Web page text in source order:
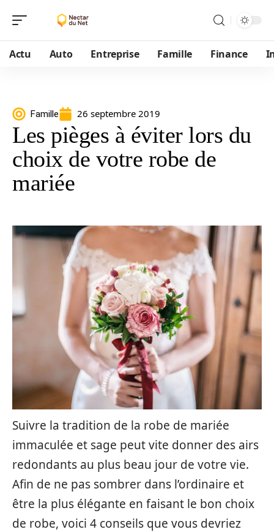
Actu Auto Entreprise Famille Finance
Famille 26 septembre 2019
Les pièges à éviter lors du
choix de votre robe de
mariée
Suivre la tradition de la robe de mariée
immaculée et sage peut vite donner des airs
redondants au plus beau jour de votre vie.
Afin de ne pas sombrer dans l’ordinaire et
être la plus élégante en faisant le bon choix
de robe, voici 4 conseils que vous devriez